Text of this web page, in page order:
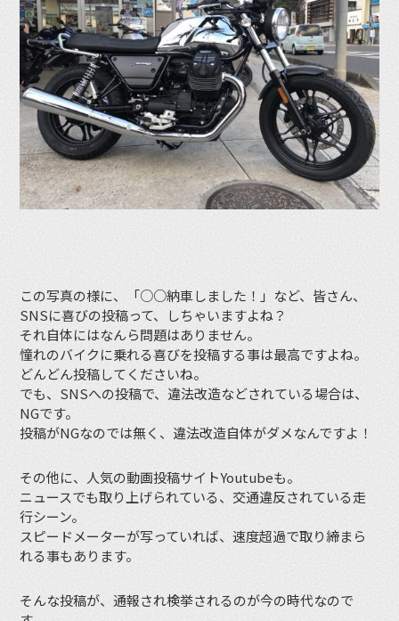
この写真の様に、「○○納車しました！」など、皆さん、
SNSに喜びの投稿って、しちゃいますよね？
それ自体にはなんら問題はありません。
憧れのバイクに乗れる喜びを投稿する事は最高ですよね。
どんどん投稿してくださいね。
でも、SNSへの投稿で、違法改造などされている場合は、
NGです。
投稿がNGなのでは無く、違法改造自体がダメなんですよ！
その他に、人気の動画投稿サイトYoutubeも。
ニュースでも取り上げられている、交通違反されている走
行シーン。
スピードメーターが写っていれば、速度超過で取り締まら
れる事もあります。
そんな投稿が、通報され検挙されるのが今の時代なので